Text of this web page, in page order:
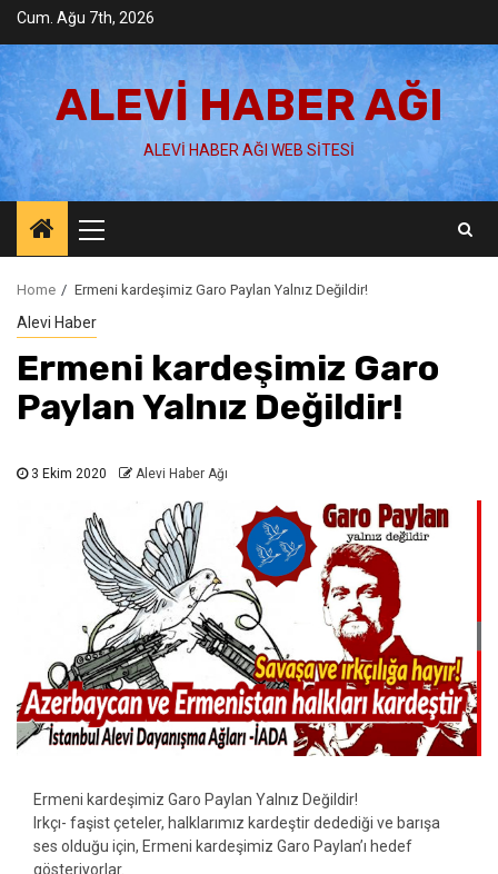
Skip
content
Cum. Ağu 7th, 2026
ALEVI HABER AĞI
ALEVI HABER AĞI WEB SITESI
Menu
Home Ermeni kardeşimiz Garo Paylan Yalnız Değildir!
Alevi Haber
Ermeni kardeşimiz Garo
Paylan Yalnız Değildir!
3 Ekim 2020 Alevi Haber Ağı
Ermeni kardeşimiz Garo Paylan Yalnız Değildir!
Irkçı- faşist çeteler, halklarımız kardeştir dedediği ve barışa
ses olduğu için, Ermeni kardeşimiz Garo Paylan’ı hedef
gösteriyorlar.